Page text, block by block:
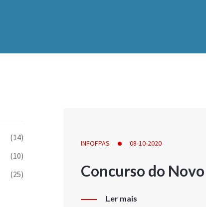
INFOFPAS 08-10-2020
Concurso do
Ler mais
(14)
(10)
(25)